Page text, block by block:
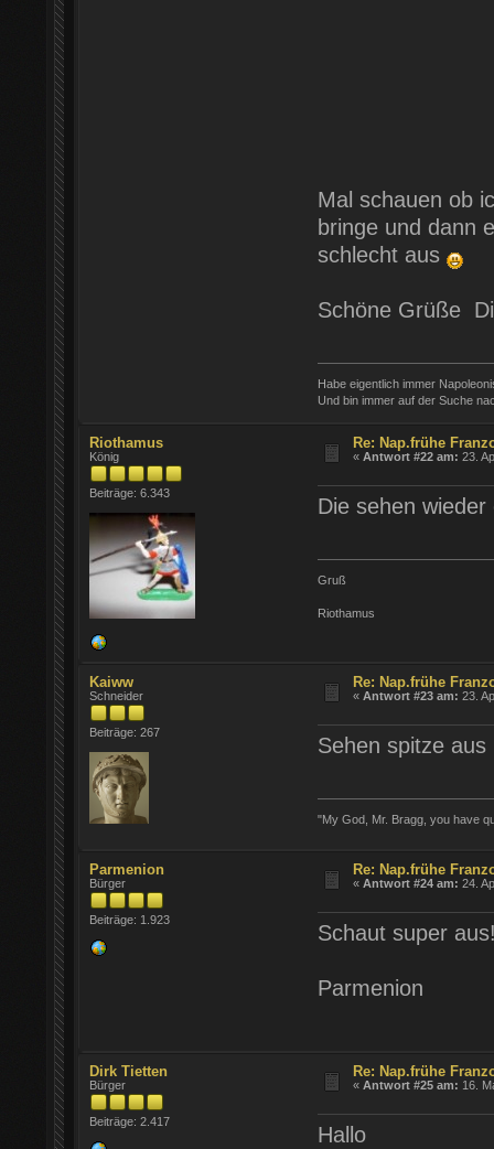
Mal schauen ob
bringe und dann
schlecht aus
Schöne Grüße
Habe eigentlich immer
Und bin immer auf der Suche
Riothamus
König
Beiträge: 6.343
Re: Nap.frühe
«Antwort #22 am: 23.
Die sehen
Gruß
Riothamus
Kaiww
Schneider
Beiträge: 267
Re: Nap.frühe
«Antwort #23 am: 23.
Sehen spitze
"My God, Mr. Bragg, you have
Parmenion
Bürger
Beiträge: 1.923
Re: Nap.frühe
«Antwort #24 am: 24.
Schaut super
Parmenion
Dirk Tietten
Bürger
Beiträge: 2.417
Re: Nap.frühe
«Antwort #25 am: 16.
Hallo